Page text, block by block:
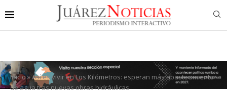
Inicio»Así es vivir en Los Kilómetros: esperan más abastecimiento
de agua tras nuevas obras hidráulicas